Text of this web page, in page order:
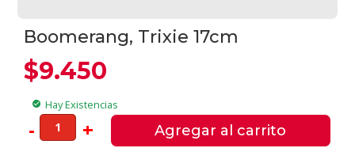
Boomerang, Trixie 17cm
$9.450
check_circle Hay Existencias
- Boomerang,
Trixie
+ Agregar al carrito